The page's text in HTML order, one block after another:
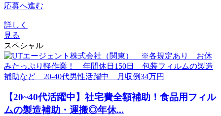
応募へ進む
詳しく
見る
スペシャル
【20~40代活躍中】社宅費全額補助！食品用フィル
ムの製造補助・運搬◎年休...